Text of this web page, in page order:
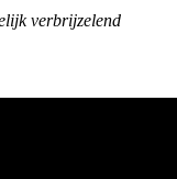
verbrijzelend